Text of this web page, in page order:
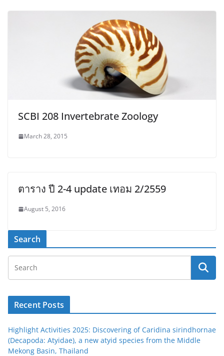
SCBI 208 Invertebrate Zoology
March 28, 2015
ตาราง ปี 2-4 update เทอม 2/2559
August 5, 2016
Search
Recent Posts
Highlight Activities 2025: Discovering of Caridina sirindhornae
(Decapoda: Atyidae), a new atyid species from the Middle
Mekong Basin, Thailand